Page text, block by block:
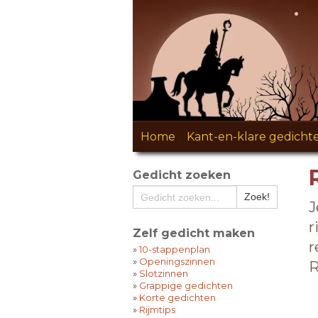
Home Kant-en-klare
Gedicht zoeken
Zelf gedicht maken
»10-stappenplan
» Openingszinnen
» Slotzinnen
» Grappige gedichten
» Korte gedichten
» Rijmtips